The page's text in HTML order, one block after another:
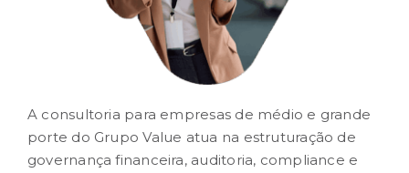
RESULTADOS
CONTATO
A consultoria para empresas de médio e grande
porte do Grupo Value atua na estruturação de
governança financeira, auditoria, compliance e